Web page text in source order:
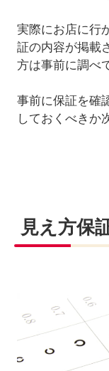
実際にお店に行
証の内容が掲載
方は事前に調べ
事前に保証を確
しておくべきか
見え方保